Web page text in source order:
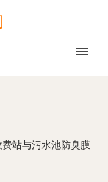
站与污水池防臭膜